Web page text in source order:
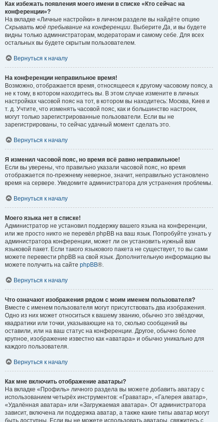
Как избежать появления моего имени в списке «Кто сейчас на
конференции»?
На вкладке «Личные настройки» в личном разделе вы найдёте опцию
Скрывать моё пребывание на конференции. ВыберитеДа, и вы будете
видны только администраторам, модераторам и самому себе. Для всех
остальных вы будете скрытым пользователем.
Вернуться к началу
На конференции неправильное время!
Возможно, отображается время, относящееся к другому часовому поясу, а
не к тому, в котором находитесь вы. В этом случае измените в личных
настройках часовой пояс на тот, в котором вы находитесь: Москва, Киев и
т. д. Учтите, что изменять часовой пояс, как и большинство настроек,
могут только зарегистрированные пользователи. Если вы не
зарегистрированы, то сейчас удачный момент сделать это.
Вернуться к началу
Я изменил часовой пояс, но время всё равно неправильное!
Если вы уверены, что правильно указали часовой пояс, но время
отображается по-прежнему неверное, значит, неправильно установлено
время на сервере. Уведомите администратора для устранения проблемы.
Вернуться к началу
Моего языка нет в списке!
Администратор не установил поддержку вашего языка на конференции,
или же просто никто не перевёл phpBB на ваш язык. Попробуйте узнать у
администратора конференции, может ли он установить нужный вам
языковой пакет. Если такого языкового пакета не существует, то вы сами
можете перевести phpBB на свой язык. Дополнительную информацию вы
можете получить на сайте phpBB®.
Вернуться к началу
Что означают изображения рядом с моим именем пользователя?
Вместе с именем пользователя могут присутствовать два изображения.
Одно из них может относиться к вашему званию, обычно это звёздочки,
квадратики или точки, указывающие на то, сколько сообщений вы
оставили, или на ваш статус на конференции. Другое, обычно более
крупное, изображение известно как «аватара» и обычно уникально для
каждого пользователя.
Вернуться к началу
Как мне включить отображение аватары?
На вкладке «Профиль» личного раздела вы можете добавить аватару с
использованием четырёх инструментов: «Граватар», «Галерея аватар»,
«Удалённая аватара» или «Загружаемая аватара». От администратора
зависит, включена ли поддержка аватар, а также какие типы аватар могут
быть доступны. Если вы не можете использовать аватары, свяжитесь с